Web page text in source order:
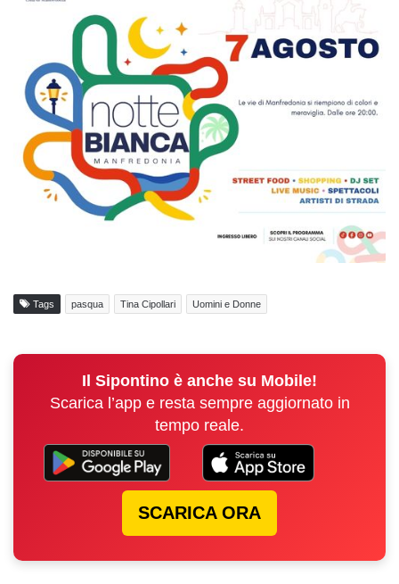
Tags pasqua Tina Cipollari Uomini e Donne
Il Sipontino è anche su Mobile!
Scarica l’app e resta sempre aggiornato in
tempo reale.
SCARICA ORA